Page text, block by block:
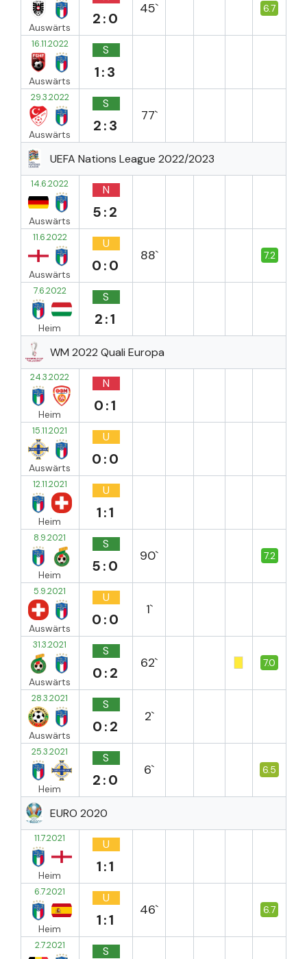
Auswärts 2:0
45` 6.7
16.11.2022
Auswärts
S
1:3
29.3.2022
Auswärts
S
2:3
77`
UEFA Nations League 2022/2023
14.6.2022
Auswärts
N
5:2
11.6.2022
Auswärts
U
0:0
88` 7.2
7.6.2022
Heim
S
2:1
WM 2022 Quali Europa
24.3.2022
Heim
N
0:1
15.11.2021
Auswärts
U
0:0
12.11.2021
Heim
U
1:1
8.9.2021
Heim
S
5:0
90` 7.2
5.9.2021
Auswärts
U
0:0
1`
31.3.2021
Auswärts
S
0:2
62` 7.0
28.3.2021
Auswärts
S
0:2
2`
25.3.2021
Heim
S
2:0
6` 6.5
EURO 2020
11.7.2021
Heim
U
1:1
6.7.2021
Heim
U
1:1
46` 6.7
2.7.2021 S